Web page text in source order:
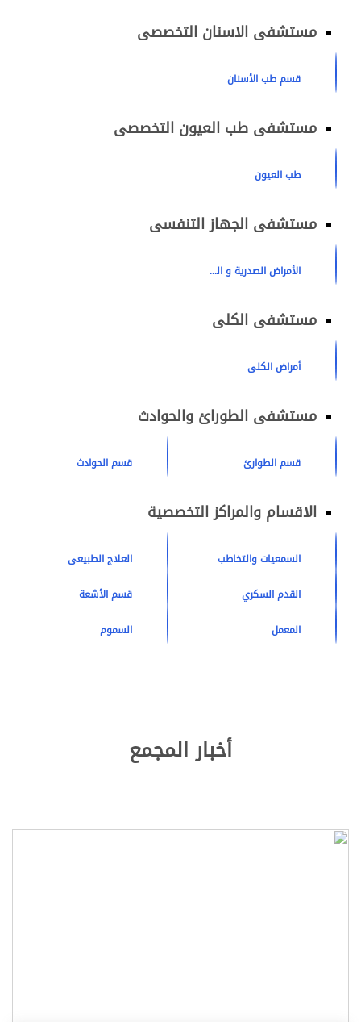
مستشفى الاسنان التخصصى
قسم طب الأسنان
مستشفى طب العيون التخصصى
طب العيون
مستشفى الجهاز التنفسى
الأمراض الصدرية و الرئوية
مستشفى الكلى
أمراض الكلى
مستشفى الطورائ والحوادث
قسم الطوارئ قسم الحوادث
الاقسام والمراكز التخصصية
السمعيات والتخاطب
العلاج الطبيعى
القدم السكري
قسم الأشعة
المعمل
السموم
أخبار المجمع